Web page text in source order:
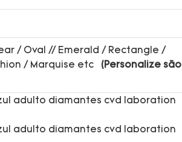
/ Oval // Emerald / Rectangle /
/ Marquise etc
(Personalize são